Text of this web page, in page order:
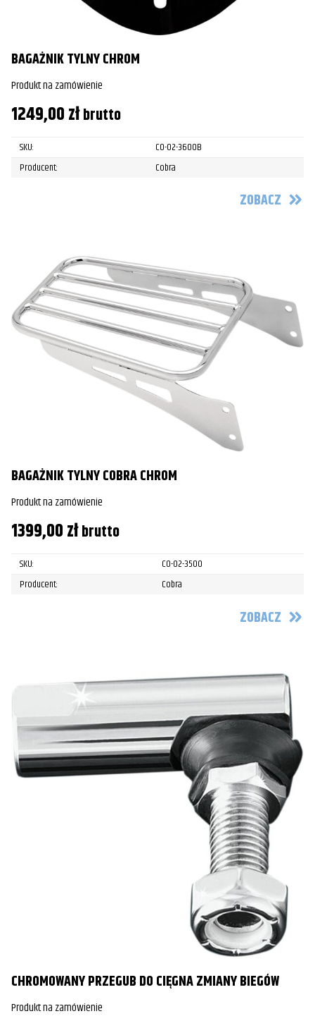
BAGAŻNIK TYLNY CHROM
Produkt na zamówienie
1249,00złbrutto
SKU:
CO-02-3600B
Producent:
Cobra
ZOBACZ
BAGAŻNIK TYLNY COBRA CHROM
Produkt na zamówienie
1399,00złbrutto
SKU:
CO-02-3500
Producent:
Cobra
ZOBACZ
CHROMOWANY PRZEGUB DO CIĘGNA ZMIANY BIEGÓW
Produkt na zamówienie